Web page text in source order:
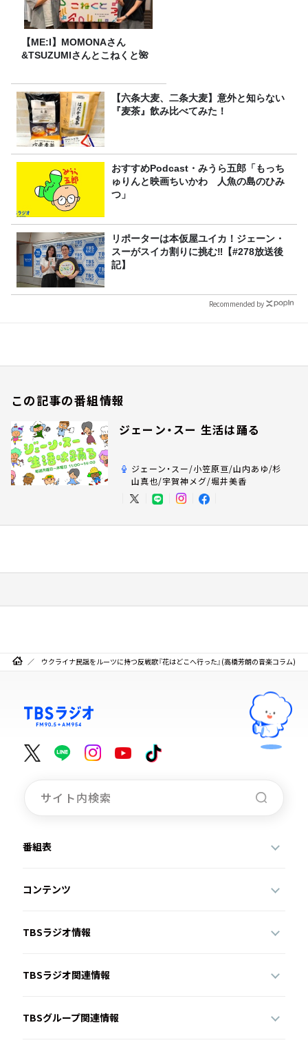
【ME:I】MOMONAさん
&TSUZUMIさんとこねくと🌺
【六条大麦、二条大麦】意外と知らない
『麦茶』飲み比べてみた！
おすすめPodcast・みうら五郎「もっち
ゅりんと映画ちいかわ 人魚の島のひみ
つ」
リポーターは本仮屋ユイカ！ジェーン・
スーがスイカ割りに挑む‼【#278放送後
記】
Recommended by
この記事の番組情報
ジェーン・スー 生活は踊る
ジェーン・スー/小笠原亘/山内あゆ/杉
山真也/宇賀神メグ/堀井美香
ウクライナ民謡をルーツに持つ反戦歌『花はどこへ行った』(高橋芳朗の音楽コラム)
番組表
コンテンツ
TBSラジオ情報
TBSラジオ関連情報
TBSグループ関連情報